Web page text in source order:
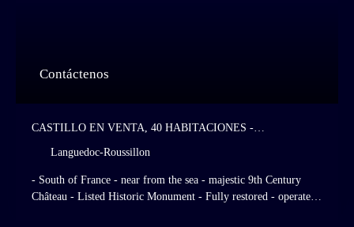
Contáctenos
CASTILLO EN VENTA, 40 HABITACIONES -
Languedoc-Roussillon
- South of France - near from the sea - majestic 9th Century
Château - Listed Historic Monument - Fully restored - operated